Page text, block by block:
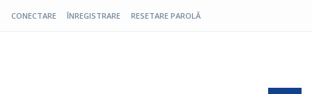
CONECTARE ÎNREGISTRARE RESETARE PAROLĂ